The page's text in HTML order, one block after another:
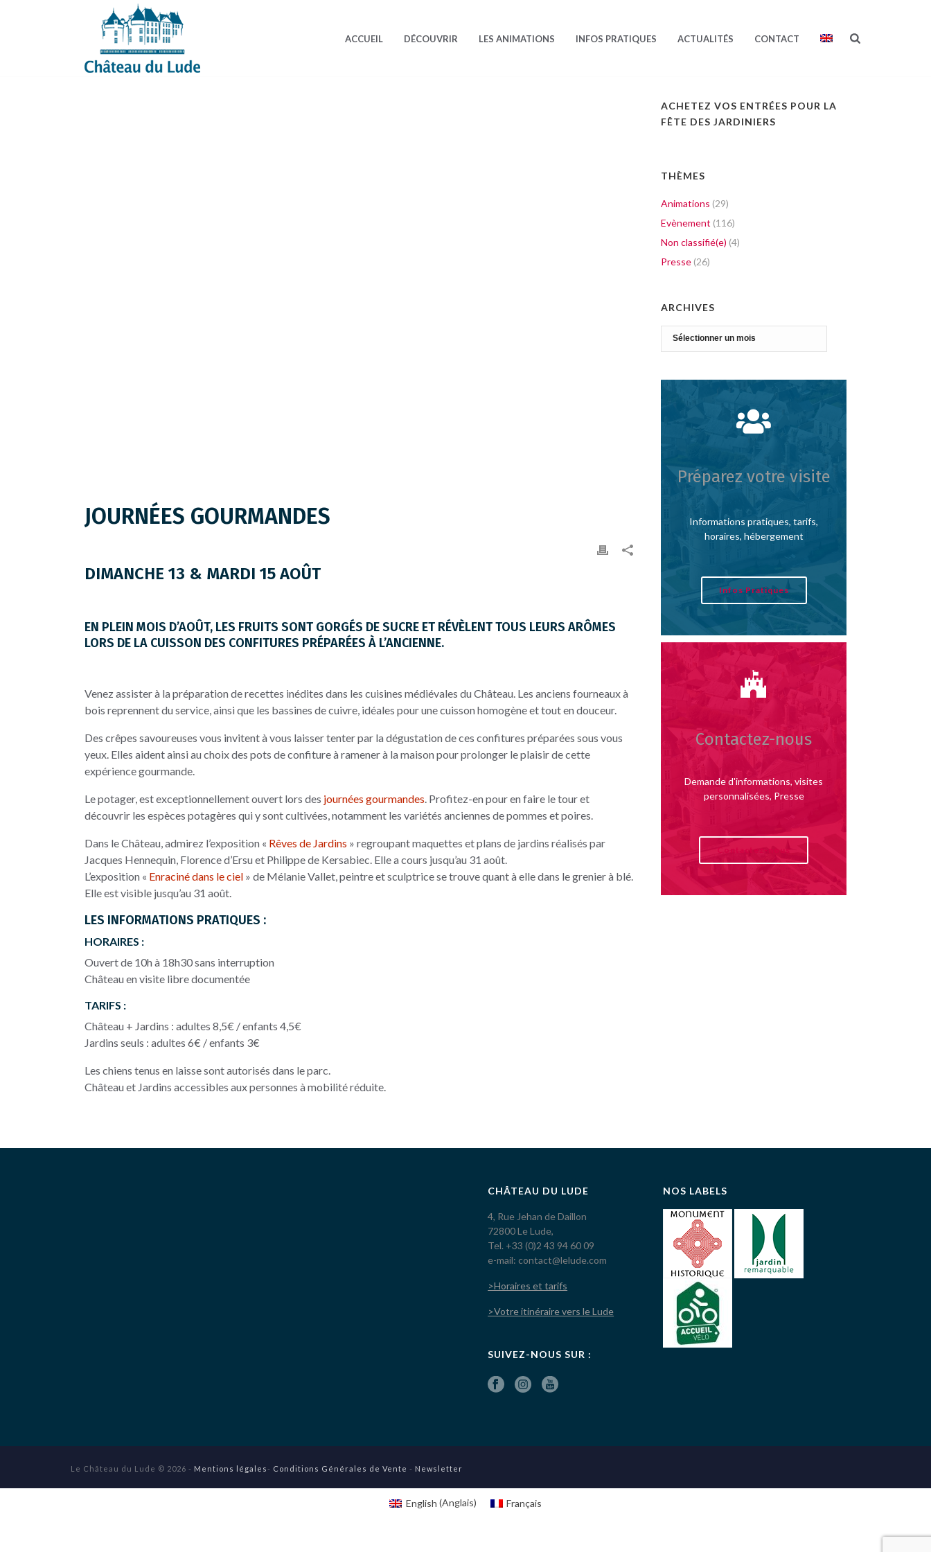
ACCUEIL DÉCOUVRIR LES ANIMATIONS INFOS PRATIQUES ACTUALITÉS CONTACT
JOURNÉES GOURMANDES
DIMANCHE 13 & MARDI 15 AOÛT
EN PLEIN MOIS D’AOÛT, LES FRUITS SONT GORGÉS DE SUCRE ET RÉVÈLENT TOUS LEURS ARÔMES
LORS DE LA CUISSON DES CONFITURES PRÉPARÉES À L’ANCIENNE.
Venez assister à la préparation de recettes inédites dans les cuisines médiévales du Château. Les anciens fourneaux à
bois reprennent du service, ainsi que les bassines de cuivre, idéales pour une cuisson homogène et tout en douceur.
Des crêpes savoureuses vous invitent à vous laisser tenter par la dégustation de ces confitures préparées sous vous
yeux. Elles aident ainsi au choix des pots de confiture à ramener à la maison pour prolonger le plaisir de cette
expérience gourmande.
Le potager, est exceptionnellement ouvert lors des journées gourmandes. Profitez-en pour en faire le tour et
découvrir les espèces potagères qui y sont cultivées, notamment les variétés anciennes de pommes et poires.
Dans le Château, admirez l’exposition « Rêves de Jardins » regroupant maquettes et plans de jardins réalisés par
Jacques Hennequin, Florence d’Ersu et Philippe de Kersabiec. Elle a cours jusqu’au 31 août.
L’exposition « Enraciné dans le ciel » de Mélanie Vallet, peintre et sculptrice se trouve quant à elle dans le grenier à blé.
Elle est visible jusqu’au 31 août.
LES INFORMATIONS PRATIQUES :
HORAIRES :
Ouvert de 10h à 18h30 sans interruption
Château en visite libre documentée
TARIFS :
Château + Jardins : adultes 8,5€ / enfants 4,5€
Jardins seuls : adultes 6€ / enfants 3€
Les chiens tenus en laisse sont autorisés dans le parc.
Château et Jardins accessibles aux personnes à mobilité réduite.
ACHETEZ VOS ENTRÉES POUR LA
FÊTE DES JARDINIERS
THÈMES
Animations (29)
Evènement (116)
Non classifié(e) (4)
Presse (26)
ARCHIVES
Archives
Préparez votre visite
Informations pratiques, tarifs,
horaires, hébergement
Infos Pratiques
Contactez-nous
Demande d'informations, visites
personnalisées, Presse
Contactez-nous
CHÂTEAU DU LUDE
4, Rue Jehan de Daillon
72800 Le Lude,
Tel. +33 (0)2 43 94 60 09
e-mail: contact@lelude.com
>Horaires et tarifs
>Votre itinéraire vers le Lude
SUIVEZ-NOUS SUR :
NOS LABELS
Le Château du Lude © 2026 - Mentions légales- Conditions Générales de Vente - Newsletter
English (Anglais) Français